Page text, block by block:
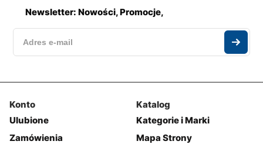
Newsletter: Nowości, Promocje,
Konto
Ulubione
Zamówienia
Katalog
Kategorie i Marki
Mapa Strony